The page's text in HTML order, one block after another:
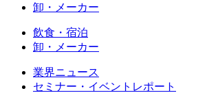
卸・メーカー
飲食・宿泊
卸・メーカー
業界ニュース
セミナー・イベントレポート